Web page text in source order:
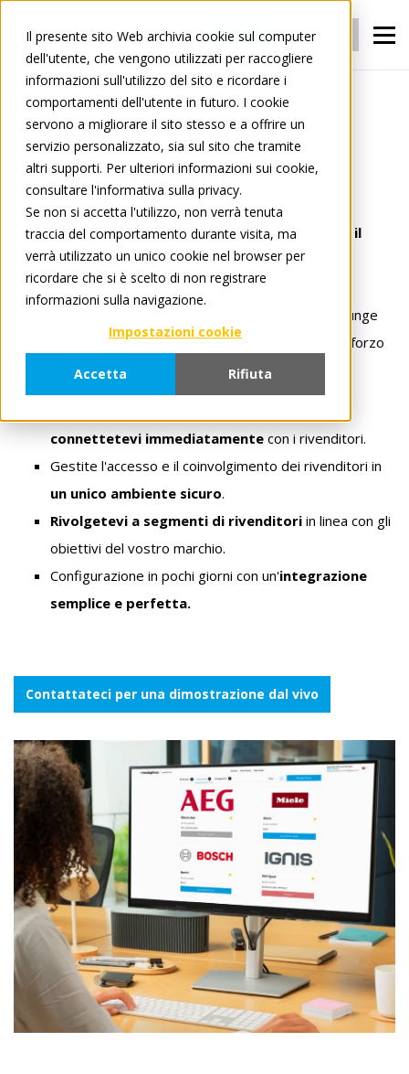
Il presente sito Web archivia cookie sul computer
dell'utente, che vengono utilizzati per raccogliere
informazioni sull'utilizzo del sito e ricordare i
comportamenti dell'utente in futuro. I cookie
servono a migliorare il sito stesso e a offrire un
servizio personalizzato, sia sul sito che tramite
altri supporti. Per ulteriori informazioni sui cookie,
consultare l'informativa sulla privacy.
Se non si accetta l'utilizzo, non verrà tenuta
traccia del comportamento durante visita, ma
verrà utilizzato un unico cookie nel browser per
ricordare che si è scelto di non registrare
informazioni sulla navigazione.
Impostazioni cookie
Accetta Rifiuta
Accedi Registrati
Per i Produttori Portals Portals Hub
Portals Hub
Raggiungete immediatamente i vostri clienti con il
vostro portale di marca
Con Portals Hub, il vostro portale B2B di marca raggiunge
istantaneamente migliaia di rivenditori, senza alcuno sforzo
aggiuntivo di sviluppo o di onboarding.
connettetevi immediatamente con i rivenditori.
Gestite l'accesso e il coinvolgimento dei rivenditori in
un unico ambiente sicuro.
Rivolgetevi a segmenti di rivenditori in linea con gli
obiettivi del vostro marchio.
Configurazione in pochi giorni con un'integrazione
semplice e perfetta.
Contattateci per una dimostrazione dal vivo